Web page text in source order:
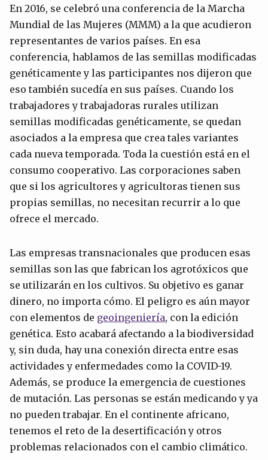
En 2016, se celebró una conferencia de la Marcha
Mundial de las Mujeres (MMM) a la que acudieron
representantes de varios países. En esa
conferencia, hablamos de las semillas modificadas
genéticamente y las participantes nos dijeron que
eso también sucedía en sus países. Cuando los
trabajadores y trabajadoras rurales utilizan
semillas modificadas genéticamente, se quedan
asociados a la empresa que crea tales variantes
cada nueva temporada. Toda la cuestión está en el
consumo cooperativo. Las corporaciones saben
que si los agricultores y agricultoras tienen sus
propias semillas, no necesitan recurrir a lo que
ofrece el mercado.
Las empresas transnacionales que producen esas
semillas son las que fabrican los agrotóxicos que
se utilizarán en los cultivos. Su objetivo es ganar
dinero, no importa cómo. El peligro es aún mayor
con elementos de geoingeniería, con la edición
genética. Esto acabará afectando a la biodiversidad
y, sin duda, hay una conexión directa entre esas
actividades y enfermedades como la COVID-19.
Además, se produce la emergencia de cuestiones
de mutación. Las personas se están medicando y ya
no pueden trabajar. En el continente africano,
tenemos el reto de la desertificación y otros
problemas relacionados con el cambio climático.